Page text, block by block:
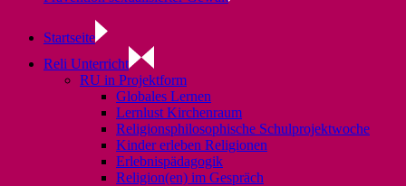
Startseite
Reli Unterricht
RU in Projektform
Globales Lernen
Lernlust Kirchenraum
Religionsphilosophische Schulprojektwoche
Kinder erleben Religionen
Erlebnispädagogik
Religion(en) im Gespräch